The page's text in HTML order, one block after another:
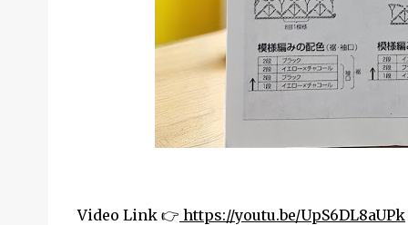
Video Link 👉 https://youtu.be/UpS6DL8aUPk